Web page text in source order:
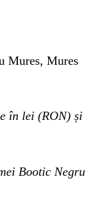
Mures, Mures
în lei (RON) și
Bootic Negru